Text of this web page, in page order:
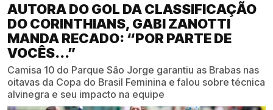
AUTORA DO GOL DA CLASSIFICAÇÃO
DO CORINTHIANS, GABI ZANOTTI
MANDA RECADO: “POR PARTE DE
VOCÊS...”
Camisa 10 do Parque São Jorge garantiu as Brabas nas
oitavas da Copa do Brasil Feminina e falou sobre técnica
alvinegra e seu impacto na equipe